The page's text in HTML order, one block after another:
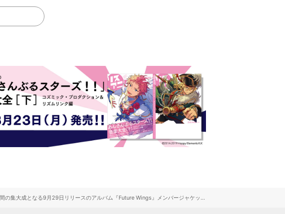
人気声優・高槻かなこ、礒部花凜率いるヴォーカル&パフォーマンスユニットBlooDye、第1章活動期間の集大成となる9月29日リリースのアルバム『Future Wings』メンバージャケット公開！先行配信 第2弾「ツバサ/ever dream」リリース！